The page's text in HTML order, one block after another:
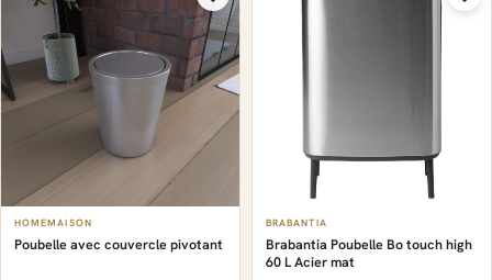
HOMEMAISON
Poubelle avec couvercle pivotant
BRABANTIA
Brabantia Poubelle Bo touch high
60 L Acier mat